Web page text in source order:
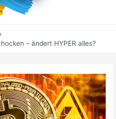
– ändert HYPER alles?